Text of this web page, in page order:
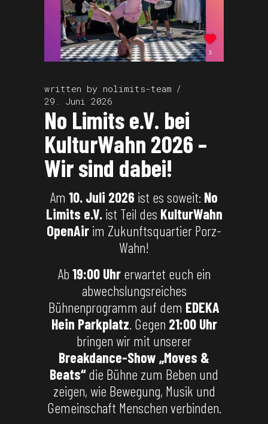
written by nolimits-team
29. Juni 2026
No Limits e.V. bei
KulturWahn 2026 –
Wir sind dabei!
Am 10. Juli 2026 ist es soweit: No
Limits e.V.ist Teil des KulturWahn
OpenAir im Zukunftsquartier Porz-
Wahn!
Ab 19:00 Uhrerwartet euch ein
abwechslungsreiches
Bühnenprogramm auf dem EDEKA
Hein Parkplatz . Gegen 21:00 Uhr
bringen wir mit unserer
Breakdance-Show „Moves &
Beats“die Bühne zum Beben und
zeigen, wie Bewegung, Musik und
Gemeinschaft Menschen verbinden.